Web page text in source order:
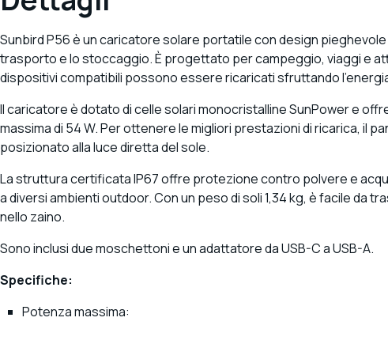
Sunbird P56 è un caricatore solare portatile con design pieghevole
trasporto e lo stoccaggio. È progettato per campeggio, viaggi e
dispositivi compatibili possono essere ricaricati sfruttando
Il caricatore è dotato di celle solari monocristalline SunPower e
massima di 54 W. Per ottenere le migliori prestazioni di ricarica, il
posizionato alla luce diretta del sole.
La struttura certificata IP67 offre protezione contro polvere e
a diversi ambienti outdoor. Con un peso di soli 1,34 kg, è facile da
nello zaino.
Sono inclusi due moschettoni e un adattatore da USB-C a USB-A.
Specifiche:
Potenza massima: